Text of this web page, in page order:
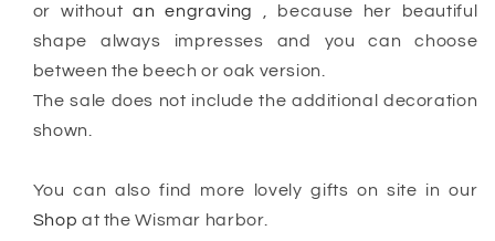
or withoutan engraving
, because her beautiful
shape always impresses and you can choose
between the beech or oak version.
The sale does not include the additional decoration
shown.
You can also find more lovely gifts on site in our
Shop at the Wismar harbor.